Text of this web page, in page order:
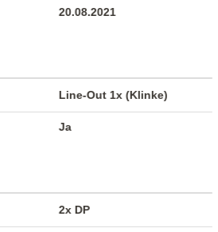
20.08.2021
Line-Out 1x (Klinke)
Ja
2x DP